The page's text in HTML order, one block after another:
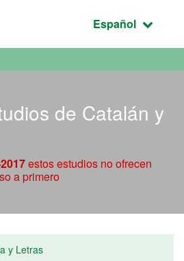
Idioma
Español
de Catalán y
estos estudios no ofrecen
a primero
y Letras